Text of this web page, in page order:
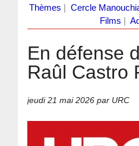
Thèmes
Cercle
Films
En défense
Raûl Castro
jeudi 21 mai 2026 par URC